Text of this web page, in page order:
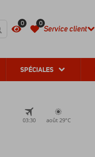
0 0
Service client
SPÉCIALES
03:30 août 29°C